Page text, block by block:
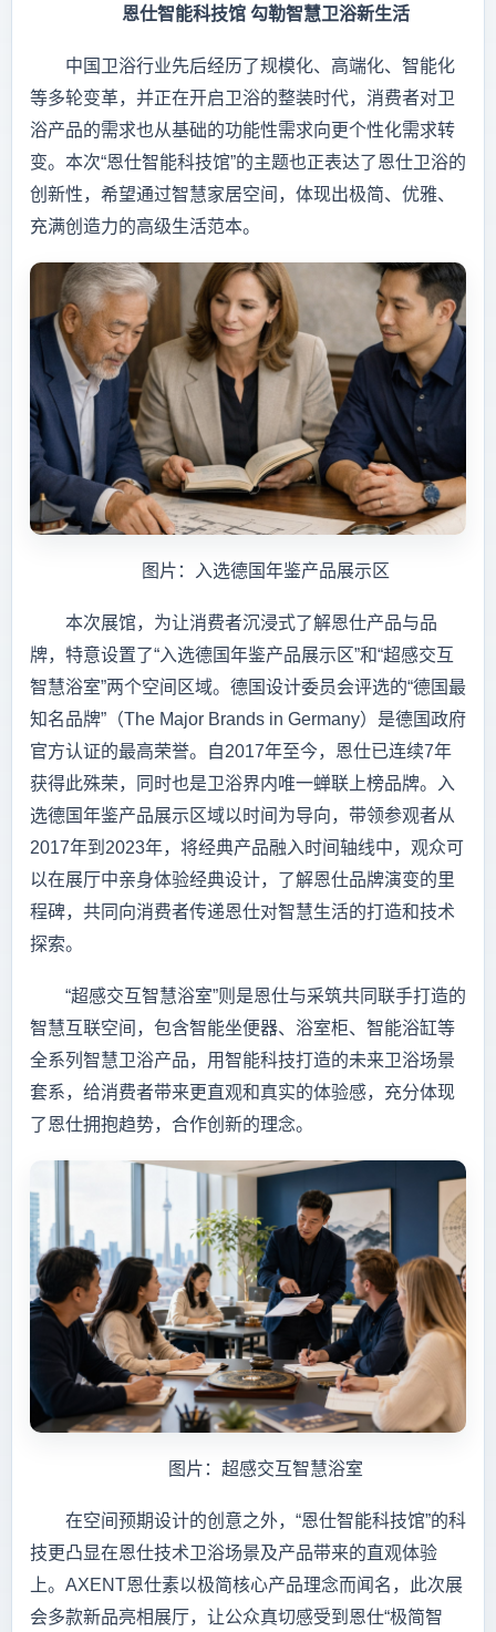
恩仕智能科技馆 勾勒智慧卫浴新生活
中国卫浴行业先后经历了规模化、高端化、智能化
等多轮变革，并正在开启卫浴的整装时代，消费者对卫
浴产品的需求也从基础的功能性需求向更个性化需求转
变。本次“恩仕智能科技馆”的主题也正表达了恩仕卫浴的
创新性，希望通过智慧家居空间，体现出极简、优雅、
充满创造力的高级生活范本。
图片：入选德国年鉴产品展示区
本次展馆，为让消费者沉浸式了解恩仕产品与品
牌，特意设置了“入选德国年鉴产品展示区”和“超感交互
智慧浴室”两个空间区域。德国设计委员会评选的“德国最
知名品牌”（The Major Brands in Germany）是德国政府
官方认证的最高荣誉。自2017年至今，恩仕已连续7年
获得此殊荣，同时也是卫浴界内唯一蝉联上榜品牌。入
选德国年鉴产品展示区域以时间为导向，带领参观者从
2017年到2023年，将经典产品融入时间轴线中，观众可
以在展厅中亲身体验经典设计，了解恩仕品牌演变的里
程碑，共同向消费者传递恩仕对智慧生活的打造和技术
探索。
“超感交互智慧浴室”则是恩仕与采筑共同联手打造的
智慧互联空间，包含智能坐便器、浴室柜、智能浴缸等
全系列智慧卫浴产品，用智能科技打造的未来卫浴场景
套系，给消费者带来更直观和真实的体验感，充分体现
了恩仕拥抱趋势，合作创新的理念。
图片：超感交互智慧浴室
在空间预期设计的创意之外，“恩仕智能科技馆”的科
技更凸显在恩仕技术卫浴场景及产品带来的直观体验
上。AXENT恩仕素以极简核心产品理念而闻名，此次展
会多款新品亮相展厅，让公众真切感受到恩仕“极简智